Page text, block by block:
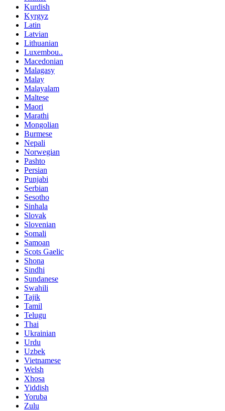
Kurdish
Kyrgyz
Latin
Latvian
Lithuanian
Luxembou..
Macedonian
Malagasy
Malay
Malayalam
Maltese
Maori
Marathi
Mongolian
Burmese
Nepali
Norwegian
Pashto
Persian
Punjabi
Serbian
Sesotho
Sinhala
Slovak
Slovenian
Somali
Samoan
Scots Gaelic
Shona
Sindhi
Sundanese
Swahili
Tajik
Tamil
Telugu
Thai
Ukrainian
Urdu
Uzbek
Vietnamese
Welsh
Xhosa
Yiddish
Yoruba
Zulu